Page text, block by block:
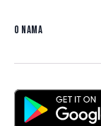
O nama